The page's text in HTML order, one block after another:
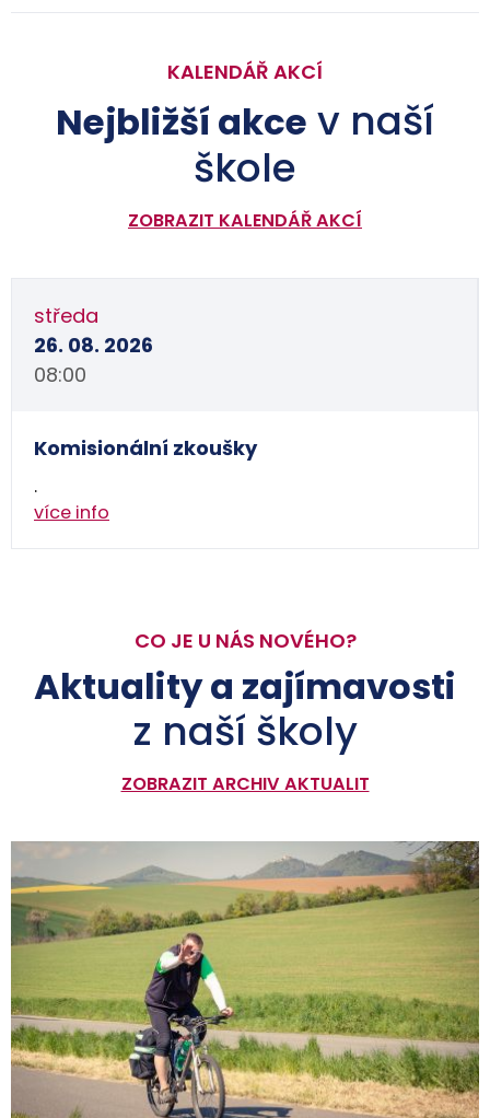
KALENDÁŘ AKCÍ
Nejbližší akce v naší
škole
ZOBRAZIT KALENDÁŘ AKCÍ
středa
26. 08. 2026
08:00
Komisionální zkoušky
.
více info
CO JE U NÁS NOVÉHO?
Aktuality a zajímavosti
z naší školy
ZOBRAZIT ARCHIV AKTUALIT